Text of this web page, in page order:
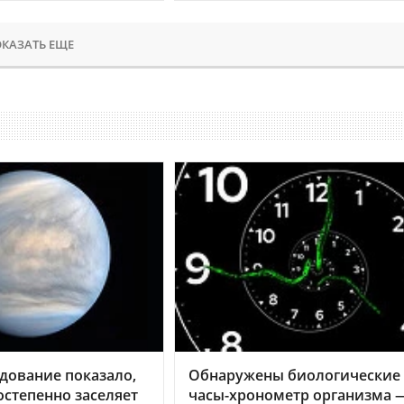
ЕЩЕ
показало,
заселяет
Обнаружены биологические
часы-хронометр организма